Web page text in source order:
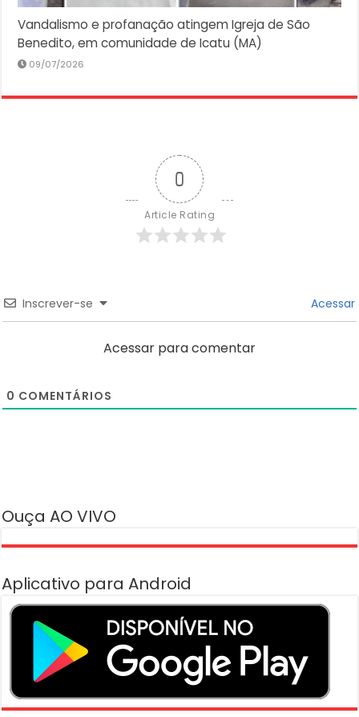
Vandalismo e profanação atingem Igreja de São
Benedito, em comunidade de Icatu (MA)
09/07/2026
0
Article Rating
Inscrever-se Acessar
Acessar para comentar
0 COMENTÁRIOS
Ouça AO VIVO
Aplicativo para Android